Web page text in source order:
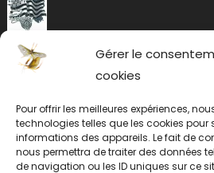
Gérer le
cookies
Pour offrir les meilleures expériences,
technologies telles que les cookies
informations des appareils. Le fait de
nous permettra de traiter des données
de navigation ou les ID uniques sur ce